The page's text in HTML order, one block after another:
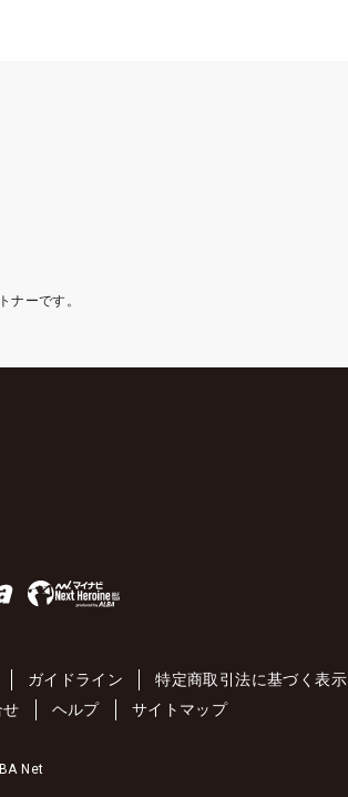
ナーです。
ガイドライン
特定商取引法に基づく表示
せ ヘルプ サイトマップ
Net